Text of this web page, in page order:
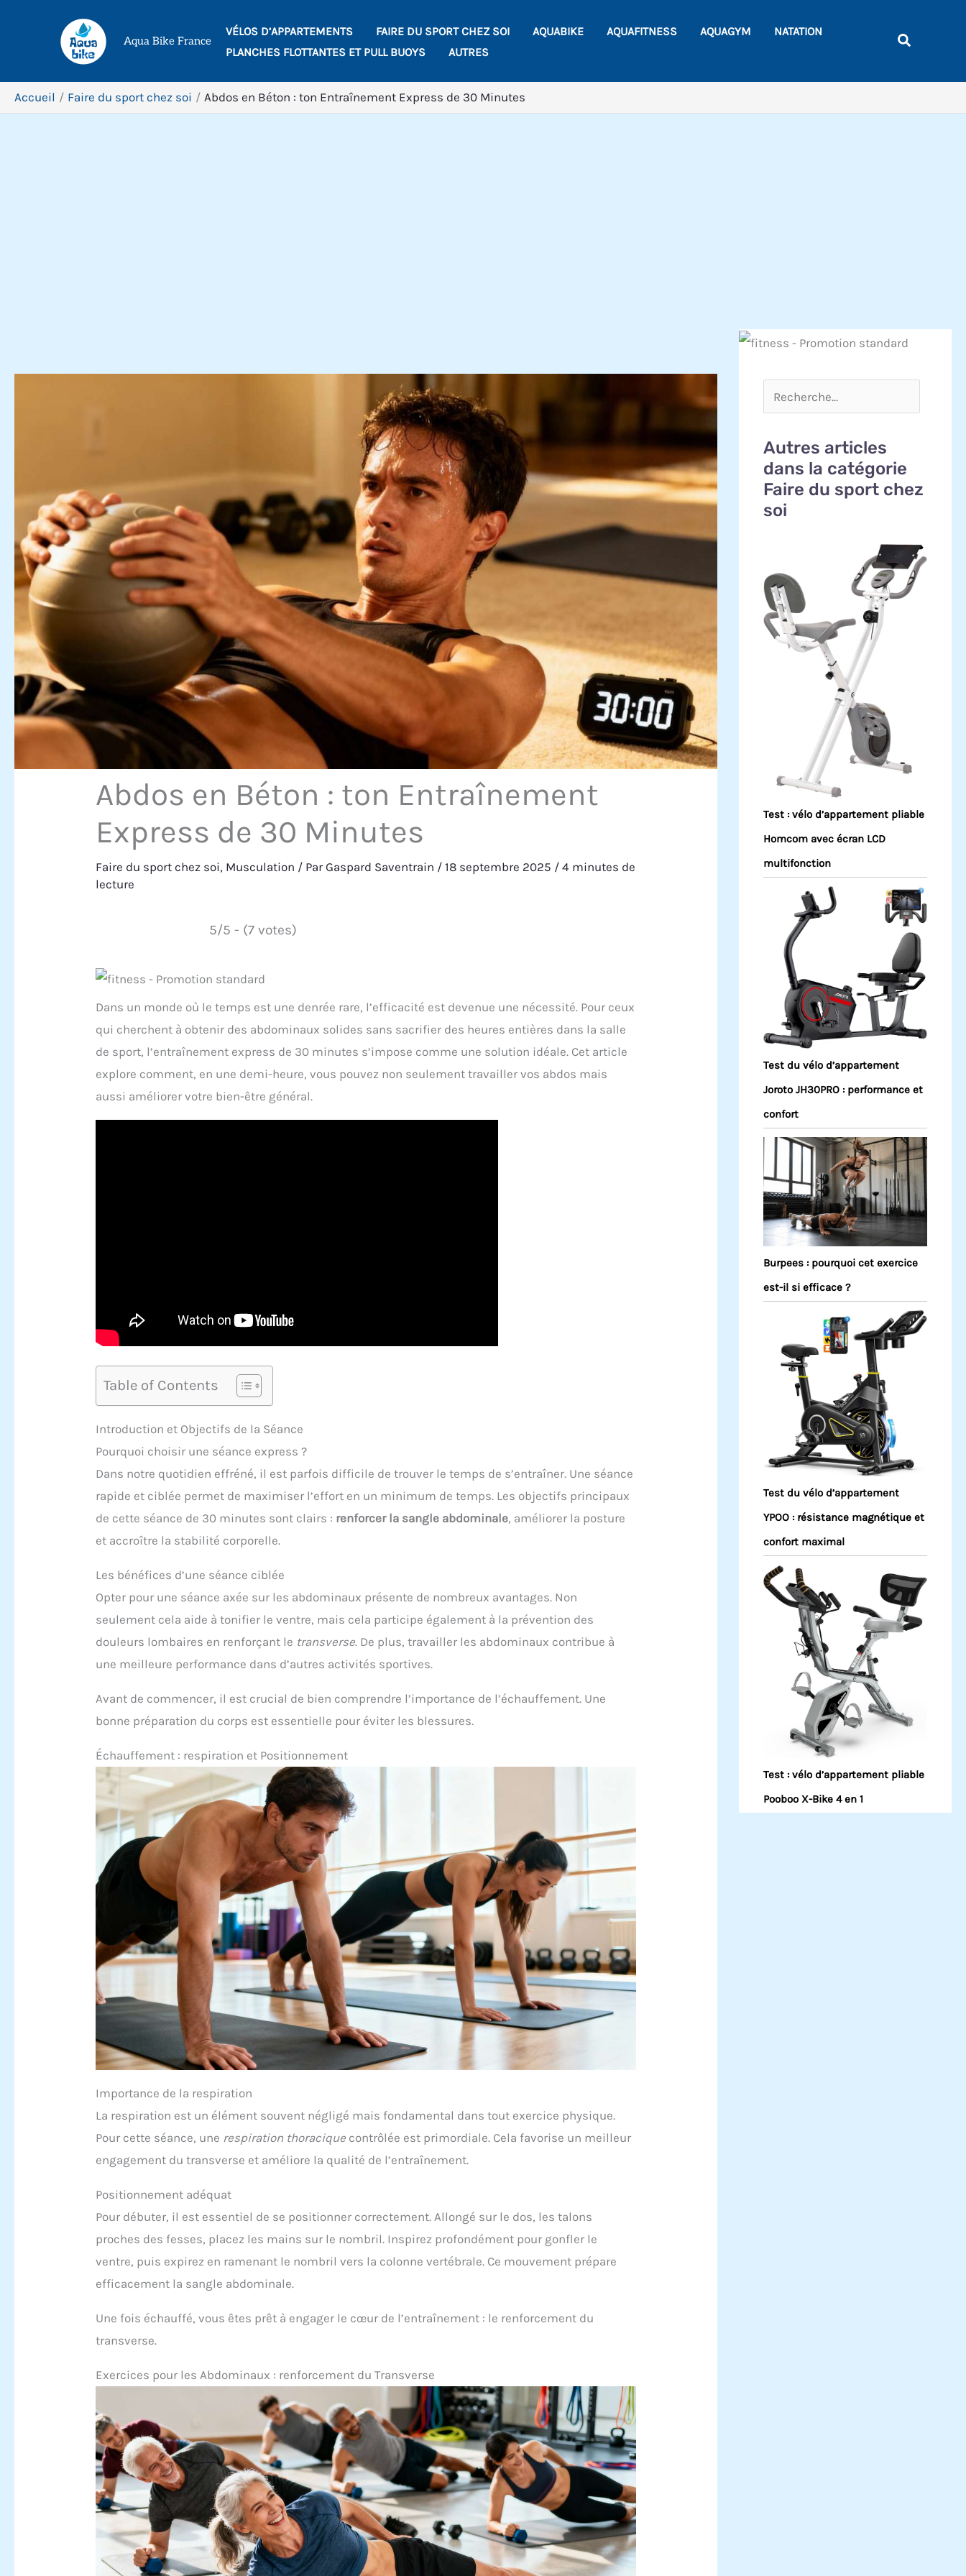
Aqua Bike France
VÉLOS D’APPARTEMENTS FAIRE DU SPORT CHEZ SOI AQUABIKE AQUAFITNESS AQUAGYM
NATATION
PLANCHES FLOTTANTES ET PULL BUOYS
AUTRES
Accueil Faire du sport chez soi Abdos en Béton : ton Entraînement Express de 30 Minutes
Abdos en Béton : ton Entraînement
Express de 30 Minutes
Faire du sport chez soi, Musculation / ParGaspard Saventrain /18 septembre 2025 /4 minutes de
lecture
5/5 - (7 votes)
Dans un monde où le temps est une denrée rare, l’efficacité est devenue une nécessité. Pour ceux
qui cherchent à obtenir des abdominaux solides sans sacrifier des heures entières dans la salle
de sport, l’entraînement express de 30 minutes s’impose comme une solution idéale. Cet article
explore comment, en une demi-heure, vous pouvez non seulement travailler vos abdos mais
aussi améliorer votre bien-être général.
Table of Contents
Introduction et Objectifs de la Séance
Pourquoi choisir une séance express ?
Dans notre quotidien effréné, il est parfois difficile de trouver le temps de s’entraîner. Une séance
rapide et ciblée permet de maximiser l’effort en un minimum de temps. Les objectifs principaux
de cette séance de 30 minutes sont clairs : renforcer la sangle abdominale, améliorer la posture
et accroître la stabilité corporelle.
Les bénéfices d’une séance ciblée
Opter pour une séance axée sur les abdominaux présente de nombreux avantages. Non
seulement cela aide à tonifier le ventre, mais cela participe également à la prévention des
douleurs lombaires en renforçant le transverse. De plus, travailler les abdominaux contribue à
une meilleure performance dans d’autres activités sportives.
Avant de commencer, il est crucial de bien comprendre l’importance de l’échauffement. Une
bonne préparation du corps est essentielle pour éviter les blessures.
Échauffement : respiration et Positionnement
Importance de la respiration
La respiration est un élément souvent négligé mais fondamental dans tout exercice physique.
Pour cette séance, une respiration thoracique contrôlée est primordiale. Cela favorise un meilleur
engagement du transverse et améliore la qualité de l’entraînement.
Positionnement adéquat
Pour débuter, il est essentiel de se positionner correctement. Allongé sur le dos, les talons
proches des fesses, placez les mains sur le nombril. Inspirez profondément pour gonfler le
ventre, puis expirez en ramenant le nombril vers la colonne vertébrale. Ce mouvement prépare
efficacement la sangle abdominale.
Une fois échauffé, vous êtes prêt à engager le cœur de l’entraînement : le renforcement du
transverse.
Exercices pour les Abdominaux : renforcement du Transverse
Autres articles
dans la catégorie
Faire du sport chez
soi
Test : vélo d’appartement pliable
Homcom avec écran LCD
multifonction
Test du vélo d’appartement
Joroto JH30PRO : performance et
confort
Burpees : pourquoi cet exercice
est-il si efficace ?
Test du vélo d’appartement
YPOO : résistance magnétique et
confort maximal
Test : vélo d’appartement pliable
Pooboo X-Bike 4 en 1